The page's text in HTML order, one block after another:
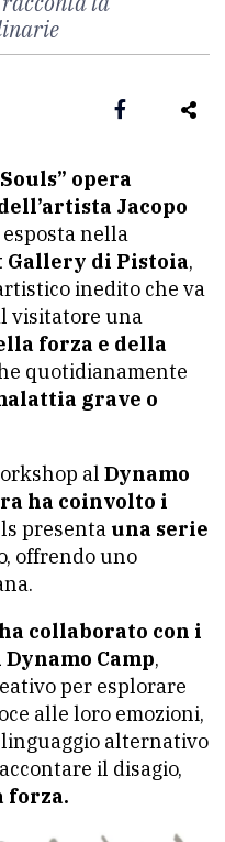
opera
Jacopo
esposta nella
Gallery di Pistoia,
inedito che va
visitatore una
forza e della
quotidianamente
grave o
al Dynamo
ha coinvolto i
presenta una serie
offrendo uno
collaborato con i
Camp,
per esplorare
alle loro emozioni,
alternativo
il disagio,
forza.